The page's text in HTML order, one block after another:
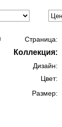
Страница:
Коллекция:
Дизайн:
Цвет:
Размер: